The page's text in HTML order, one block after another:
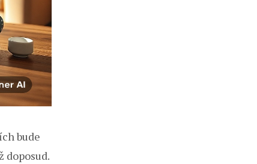
bude
doposud.